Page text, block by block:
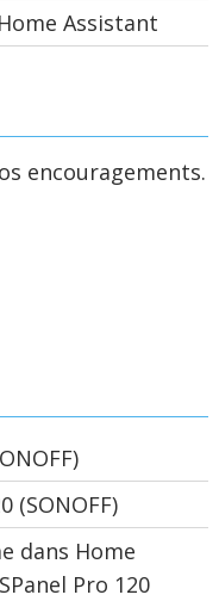
Assistant
encouragements.
(SONOFF)
dans Home
Pro 120